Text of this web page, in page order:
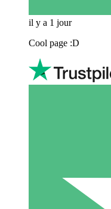
il y a 1 jour
Cool page :D